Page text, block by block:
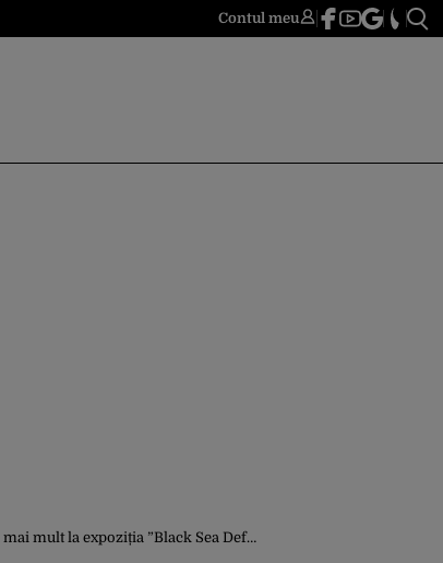
Contul meu
and Security” unde a venit cu tatăl său